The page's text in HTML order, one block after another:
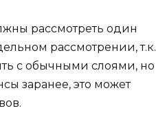
рассмотреть один
рассмотрении, т.к.
с обычными слоями, но
заранее, это может